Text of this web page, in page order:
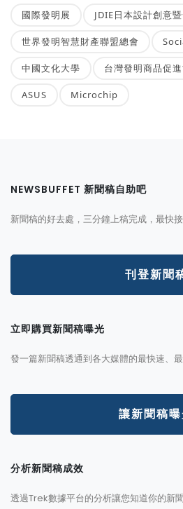
國際發明展 JDIE日本設計創意
世界發明智慧財產聯盟總會
中國文化大學 台灣發明商品促
ASUS Microchip
NEWSBUFFET 新聞稿自助吧
新聞稿的好去處，三分鐘上稿完成，最快
刊登新聞
立即購買新聞稿曝光
發一篇新聞稿透通到各大媒體的最快速、
讓新聞稿
分析新聞稿成效
透過Trek數據平台的分析讓您知道你的新